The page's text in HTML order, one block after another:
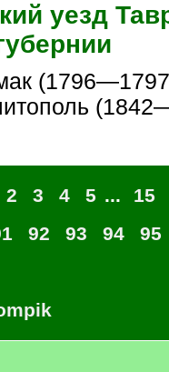
уезд
2 3 4 5 ...
15
92 93 94 95